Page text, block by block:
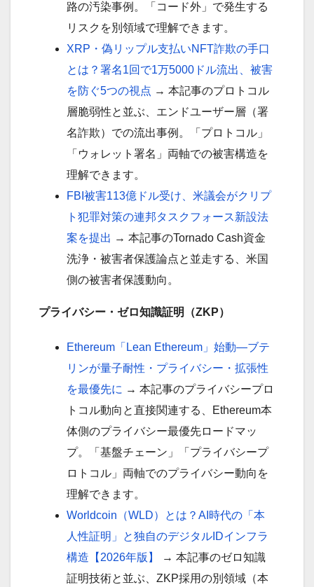
路の汚染事例。「コード外」で発生する
リスクを別領域で理解できます。
XRP・偽リップル支払いNFT詐欺の手口
とは？署名1回で1万5000ドル流出、被害
を防ぐ5つの視点 → 本記事のプロトコル
層脆弱性と並ぶ、エンドユーザー層（署
名詐欺）での流出事例。「プロトコル」
「ウォレット署名」両軸での被害構造を
理解できます。
FBI被害113億ドル受け、米議会がクリプ
ト犯罪対策の連邦タスクフォース新設法
案を提出 → 本記事のTornado Cash資金
洗浄・被害者保護論点と並走する、米国
側の被害者保護動向。
プライバシー・ゼロ知識証明（ZKP）
Ethereum「Lean Ethereum」始動—ブテ
リンが量子耐性・プライバシー・拡張性
を最優先に → 本記事のプライバシープロ
トコル動向と直接関連する、Ethereum本
体側のプライバシー最優先ロードマッ
プ。「基盤チェーン」「プライバシープ
ロトコル」両軸でのプライバシー動向を
理解できます。
Worldcoin（WLD）とは？AI時代の「本
人性証明」と独自のデジタルIDインフラ
構造【2026年版】
→ 本記事のゼロ知識
証明技術と並ぶ、ZKP採用の別領域（本